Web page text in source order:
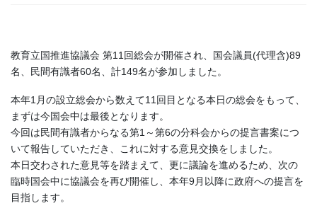
教育立国推進協議会 第11回総会が開催され、国会議員(代理含)89
名、民間有識者60名、計149名が参加しました。
本年1月の設立総会から数えて11回目となる本日の総会をもって、
まずは今国会中は最後となります。
今回は民間有識者からなる第1～第6の分科会からの提言書案につ
いて報告していただき、これに対する意見交換をしました。
本日交わされた意見等を踏まえて、更に議論を進めるため、次の
臨時国会中に協議会を再び開催し、本年9月以降に政府への提言を
目指します。